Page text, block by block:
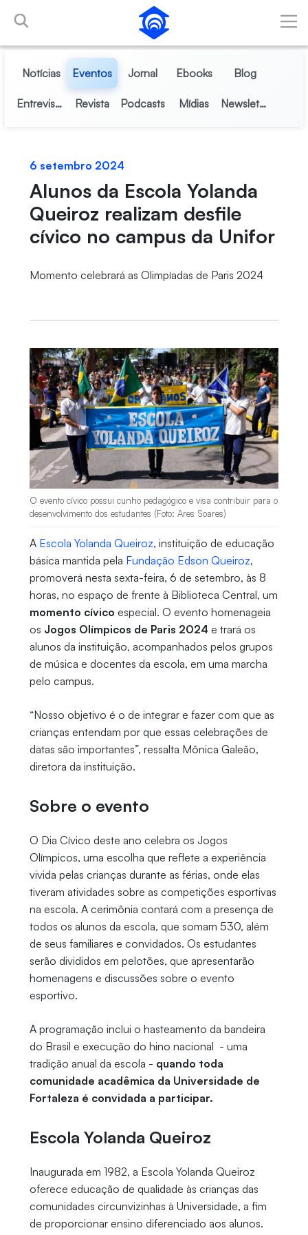
Pular para o Conteúdo principal
Notícias Eventos Jornal Ebooks Blog
Entrevistas Revista Podcasts Mídias Newsletter
6 setembro 2024
Alunos da Escola Yolanda
Queiroz realizam desfile
cívico no campus da Unifor
Momento celebrará as Olimpíadas de Paris 2024
O evento cívico possui cunho pedagógico e visa contribuir para o
desenvolvimento dos estudantes (Foto: Ares Soares)
A Escola Yolanda Queiroz, instituição de educação
básica mantida pela Fundação Edson Queiroz,
promoverá nesta sexta-feira, 6 de setembro, às 8
horas, no espaço de frente à Biblioteca Central, um
momento cívico especial. O evento homenageia
os Jogos Olímpicos de Paris 2024 e trará os
alunos da instituição, acompanhados pelos grupos
de música e docentes da escola, em uma marcha
pelo campus.
“Nosso objetivo é o de integrar e fazer com que as
crianças entendam por que essas celebrações de
datas são importantes”, ressalta Mônica Galeão,
diretora da instituição.
Sobre o evento
O Dia Cívico deste ano celebra os Jogos
Olímpicos, uma escolha que reflete a experiência
vivida pelas crianças durante as férias, onde elas
tiveram atividades sobre as competições esportivas
na escola. A cerimônia contará com a presença de
todos os alunos da escola, que somam 530, além
de seus familiares e convidados. Os estudantes
serão divididos em pelotões, que apresentarão
homenagens e discussões sobre o evento
esportivo.
A programação inclui o hasteamento da bandeira
do Brasil e execução do hino nacional - uma
tradição anual da escola - quando toda
comunidade acadêmica da Universidade de
Fortaleza é convidada a participar.
Escola Yolanda Queiroz
Inaugurada em 1982, a Escola Yolanda Queiroz
oferece educação de qualidade às crianças das
comunidades circunvizinhas à Universidade, a fim
de proporcionar ensino diferenciado aos alunos.